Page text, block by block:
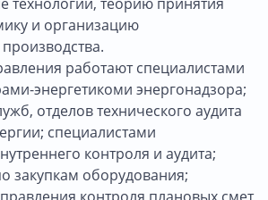
и организацию
работают специалистами
энергетикоми энергонадзора;
отделов технического аудита
специалистами
контроля и аудита;
закупкам оборудования;